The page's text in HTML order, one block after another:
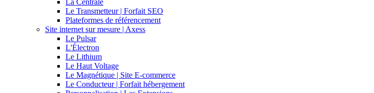
La Centrale
Le Transmetteur | Forfait SEO
Plateformes de référencement
Site internet sur mesure | Axess
Le Pulsar
L'Électron
Le Lithium
Le Haut Voltage
Le Magnétique | Site E-commerce
Le Conducteur | Forfait hébergement